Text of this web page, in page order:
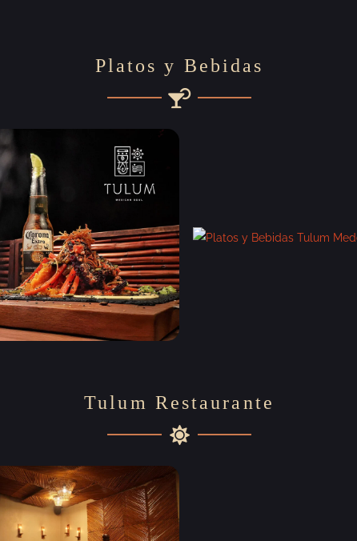
Platos y Bebidas
Tulum Restaurante